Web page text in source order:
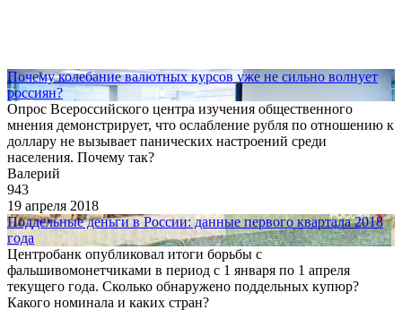
Почему колебание валютных курсов уже не сильно волнует
россиян?
Опрос Всероссийского центра изучения общественного
мнения демонстрирует, что ослабление рубля по отношению к
доллару не вызывает панических настроений среди
населения. Почему так?
Валерий
943
19 апреля 2018
Поддельные деньги в России: данные первого квартала 2018
года
Центробанк опубликовал итоги борьбы с
фальшивомонетчиками в период с 1 января по 1 апреля
текущего года. Сколько обнаружено поддельных купюр?
Какого номинала и каких стран?